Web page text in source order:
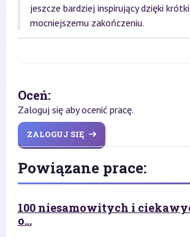
jeszcze bardziej inspirujący dzięki
mocniejszemu zakończeniu.
Oceń:
Zaloguj się aby ocenić pracę.
ZALOGUJ SIĘ
Powiązane prace:
100 niesamowitych i
o...